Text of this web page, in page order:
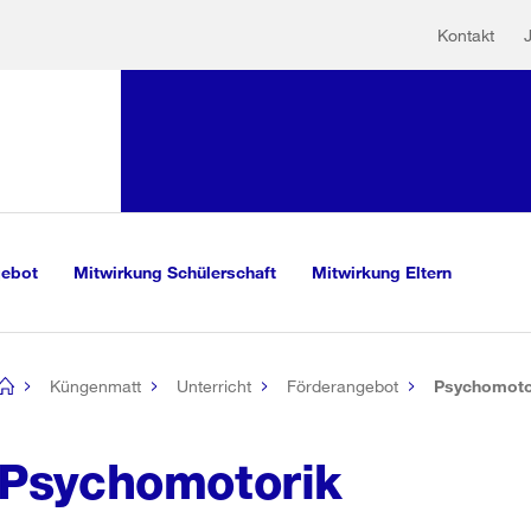
Kontakt
Mitwirkung Schülerschaft Mitwirkung Eltern
Küngenmatt Unterricht Förderangebot
Psychomotorik